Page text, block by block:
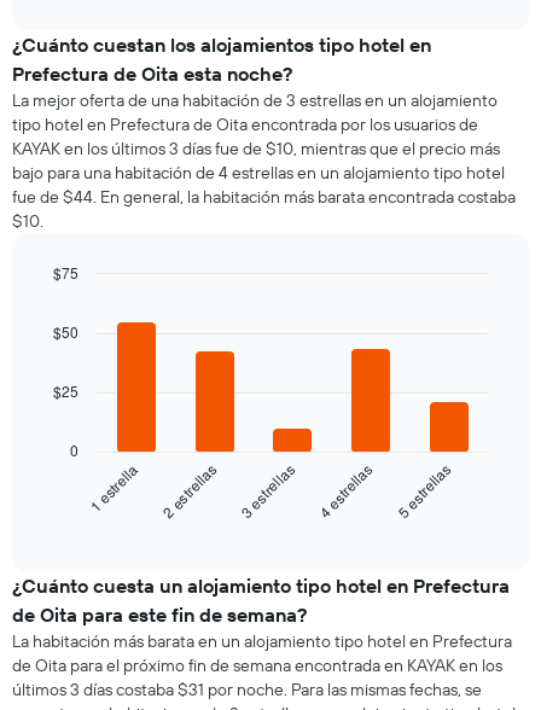
El
gráfico
muestra
1
eje
Y
que
indica
el
promedio
una
habitación
el
promedio
de
una
habitación
por
cada
día
la
gráfico
eje
que
semana.
El
gráfico
muestra
eje
¿Cuánto cuestan los alojamientos tipo hotel en
Prefectura de Oita esta noche?
La mejor oferta de una habitación de 3 estrellas en un alojamiento
tipo hotel en Prefectura de Oita encontrada por los usuarios de
KAYAK en los últimos 3 días fue de $10, mientras que el precio más
bajo para una habitación de 4 estrellas en un alojamiento tipo hotel
fue de $44. En general, la habitación más barata encontrada costaba
$10.
with
siguiente
muestra
de
una
habitación
para
esta
noche,
1 estrella 2 estrellas 3 estrellas 4 estrellas 5 estrellas
0
$25
$50
$75
¿Cuánto cuesta un alojamiento tipo hotel en Prefectura
de Oita para este fin de semana?
La habitación más barata en un alojamiento tipo hotel en Prefectura
de Oita para el próximo fin de semana encontrada en KAYAK en los
últimos 3 días costaba $31 por noche. Para las mismas fechas, se